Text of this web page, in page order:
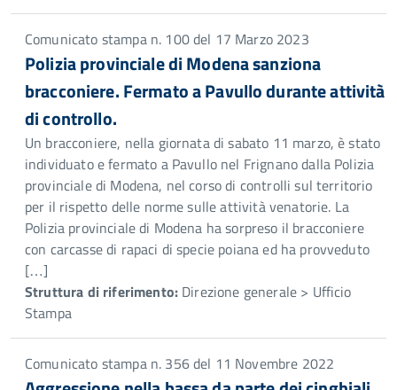
Comunicato stampa n. 100 del 17 Marzo 2023
Polizia provinciale di Modena sanziona
bracconiere. Fermato a Pavullo durante attività
di controllo.
Un bracconiere, nella giornata di sabato 11 marzo, è stato
individuato e fermato a Pavullo nel Frignano dalla Polizia
provinciale di Modena, nel corso di controlli sul territorio
per il rispetto delle norme sulle attività venatorie. La
Polizia provinciale di Modena ha sorpreso il bracconiere
con carcasse di rapaci di specie poiana ed ha provveduto
[…]
Struttura di riferimento: Direzione generale > Ufficio
Stampa
Comunicato stampa n. 356 del 11 Novembre 2022